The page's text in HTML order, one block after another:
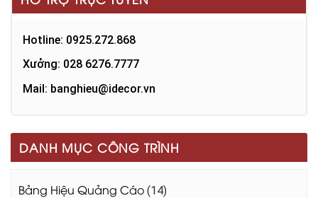
Hotline: 0925.272.868
Xưởng: 028 6276.7777
Mail: banghieu@idecor.vn
DANH MỤC CÔNG TRÌNH
Bảng Hiệu Quảng Cáo (14)